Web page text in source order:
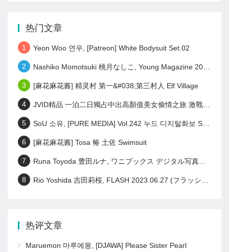
热门文章
1 Yeon Woo 연우, [Patreon] White Bodysuit Set.02
2 Nashiko Momotsuki 桃月なしこ, Young Magazine 2023 No.28 (ヤングマガジン 2023年28号)
3 [麻花麻花酱] 精灵村 第一&#038;第三村人 Elf Village
4 JVID精品 一泊二日獨占中出高顏值美女偷情之旅 激戰泡溫泉SEX啪啪啪! Set.02
5 SoU 소유, [PURE MEDIA] Vol.242 누드 디지털화보 Set.01
6 [麻花麻花酱] Tosa 䲠 土佐 Swimsuit
7 Runa Toyoda 豊田ルナ, ワニブックス デジタル写真集 『 君の笑顔が好きなんだ 』 Set.01
8 Rio Yoshida 吉田莉桜, FLASH 2023.06.27 (フラッシュ 2023年6月27日号)
热评文章
Maruemon 마루에몽, [DJAWA] Please Sister Pearl